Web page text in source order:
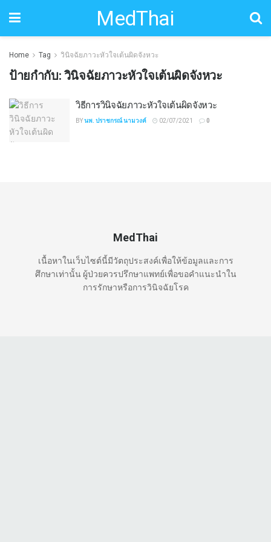
MedThai
Home Tag วินิจฉัยภาวะหัวใจเต้นผิดจังหวะ
ป้ายกำกับ: วินิจฉัยภาวะหัวใจเต้นผิดจังหวะ
วิธีการวินิจฉัยภาวะหัวใจเต้นผิดจังหวะ
BYนพ. ปราชกรณ์ นามวงค์ 02/07/2021 0
MedThai
เนื้อหาในเว็บไซต์นี้มีวัตถุประสงค์เพื่อให้ข้อมูลและการ
ศึกษาเท่านั้น ผู้ป่วยควรปรึกษาแพทย์เพื่อขอคำแนะนำใน
การรักษาหรือการวินิจฉัยโรค